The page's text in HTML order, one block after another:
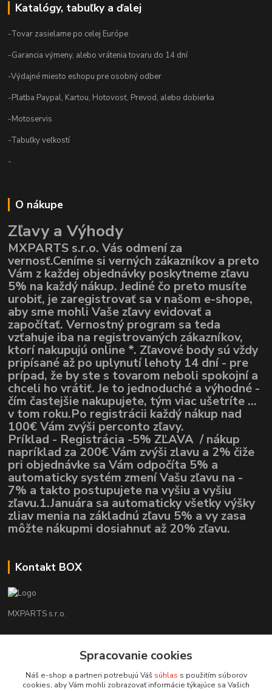
Katalógy, tabuľky a ďalej
-Tovar zasielame po celej Európe
-Garancia výmeny, alebo vrátenia tovaru do 14 dní
-Výdajné miesto eshopu pre osobný odber
-Platba Paypal, Kartou, Hotovosť, Prevod, alebo dobierka
-Motoservis
-Tabuľky veľkostí
-
O nákupe
Zľavy a Výhody
MXPARTS s.r.o. Vás odmení za
vernosť.Ceníme si verných zákazníkov a preto
Vám z každej objednávky poskytneme zľavu
5% na každý nákup. Jediné čo preto musíte
urobiť, je zaregistrovať sa v našom e-shope,
aby sme mohli Vaše zľavy evidovať a
započítať. Vernostný program sa teda
vzťahuje iba na registrovaných zákazníkov,
ktorí nakupujú online *. Zľavové body sú vždy
pripísané až po uplynutí lehoty 14 dní - pre
prípad, že by ste s tovarom neboli spokojní a
chceli ho vrátiť. Je to jednoduché a výhodné -
čím častejšie nakupujete, tým viac ušetríte ...
v tom roku.Po registrácii každý nákup nad
100€ Vám zvýši perconto zľavy.
Príklad - Registrácia -5% ZĽAVA / nákup
napríklad za 200€ Vám zvýši zlavu a 2% čiže
pri objednávke sa Vám odpočíta 5% a
automaticky systém zmení Vašu zľavu na -
7% a takto postupujete na vyšiu a vyšiu
zľavu.1.Januára sa automaticky všetky výšky
zliav menia na základnú zľavu 5% a vy zasa
môžte nákupmi dosiahnuť až 20% zľavu.
Kontakt BOX
MXPARTS s.r.o.
+421948260186
Spracovanie cookies
Náš e-shop a partneri potrebujú Váš súhlas s použitím súborov
cookies, aby Vám mohli zobrazovať informácie týkajúce sa Vašich